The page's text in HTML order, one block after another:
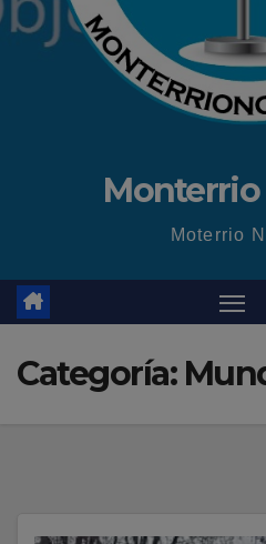
Moterrio
Categoría: